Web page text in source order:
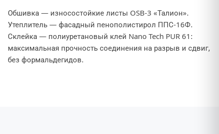
Обшивка — износостойкие листы OSB-3 «Талион».
Утеплитель — фасадный пенополистирол ППС-16Ф.
Склейка — полиуретановый клей Nano Tech PUR 61:
максимальная прочность соединения на разрыв и сдвиг,
без формальдегидов.